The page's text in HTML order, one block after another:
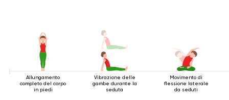
Allungamento
completo del corpo
in piedi
Vibrazione delle
gambe durante la
seduta
Movimento di
flessione laterale
da seduti